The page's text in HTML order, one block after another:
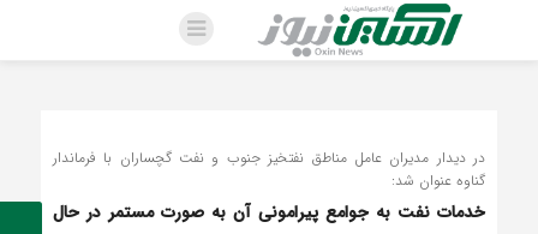
در دیدار مدیران عامل مناطق نفتخیز جنوب و نفت گچساران با فرماندار
گناوه عنوان شد:
خدمات نفت به جوامع پیرامونی آن به صورت مستمر در حال